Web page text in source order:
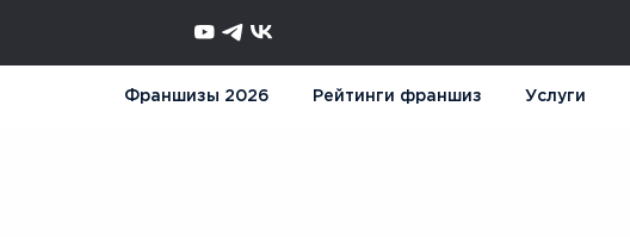
Франшизы 2026 Рейтинги франшиз Услуги